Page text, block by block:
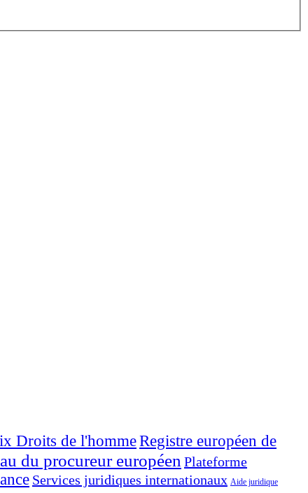
Droits de l'hommeRegistre européen de
du procureur européen Plateforme
Services juridiques internationaux Aide juridique